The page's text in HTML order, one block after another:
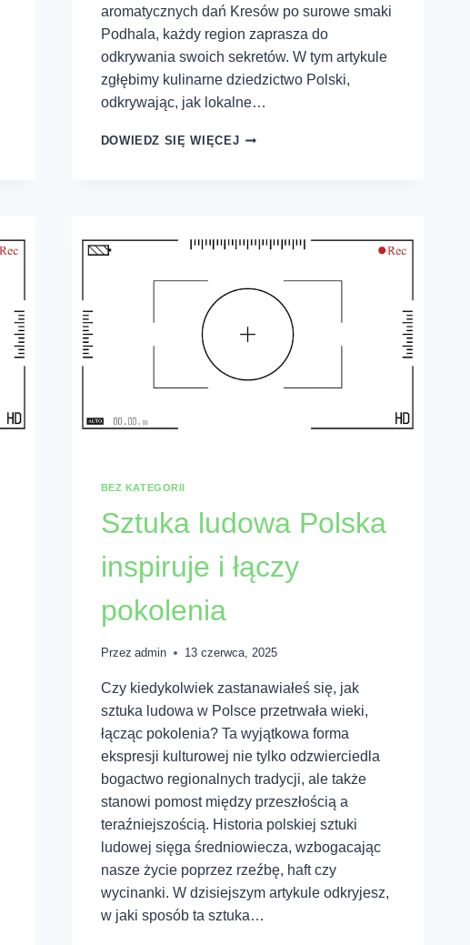
aromatycznych dań Kresów po surowe smaki
Podhala, każdy region zaprasza do
odkrywania swoich sekretów. W tym artykule
zgłębimy kulinarne dziedzictwo Polski,
odkrywając, jak lokalne…
DOWIEDZ SIĘ WIĘCEJ
BEZ KATEGORII
Sztuka ludowa Polska
inspiruje i łączy
pokolenia
Przez admin 13 czerwca, 2025
Czy kiedykolwiek zastanawiałeś się, jak
sztuka ludowa w Polsce przetrwała wieki,
łącząc pokolenia? Ta wyjątkowa forma
ekspresji kulturowej nie tylko odzwierciedla
bogactwo regionalnych tradycji, ale także
stanowi pomost między przeszłością a
teraźniejszością. Historia polskiej sztuki
ludowej sięga średniowiecza, wzbogacając
nasze życie poprzez rzeźbę, haft czy
wycinanki. W dzisiejszym artykule odkryjesz,
w jaki sposób ta sztuka…